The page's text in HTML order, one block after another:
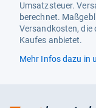
Umsatzsteuer.
berechnet.
Versandkosten, die
Kaufes anbietet.
Mehr Infos dazu in